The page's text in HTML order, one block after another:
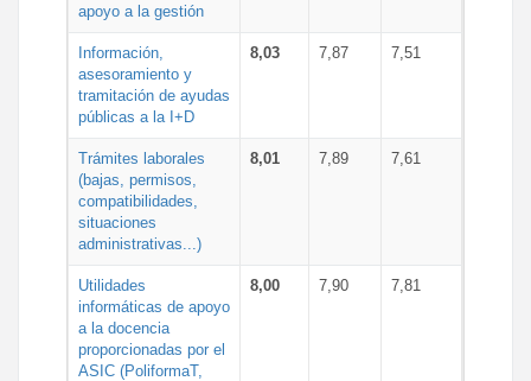
apoyo a la gestión
Información,
asesoramiento y
tramitación de ayudas
públicas a la I+D
8,03 7,87 7,51
Trámites laborales
(bajas, permisos,
compatibilidades,
situaciones
administrativas...)
8,01 7,89 7,61
Utilidades
informáticas de apoyo
a la docencia
proporcionadas por el
ASIC (PoliformaT,
8,00 7,90 7,81